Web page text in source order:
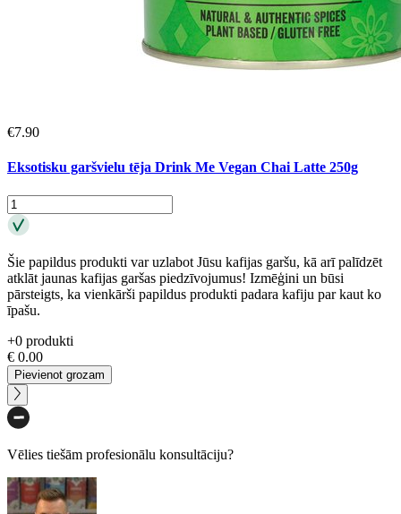
€7.90
Eksotisku garšvielu tēja Drink Me Vegan Chai Latte 250g
Šie papildus produkti var uzlabot Jūsu kafijas garšu, kā arī palīdzēt
atklāt jaunas kafijas garšas piedzīvojumus! Izmēģini un būsi
pārsteigts, ka vienkārši papildus produkti padara kafiju par kaut ko
īpašu.
+0 produkti
€ 0.00
Pievienot grozam
Vēlies tiešām profesionālu konsultāciju?